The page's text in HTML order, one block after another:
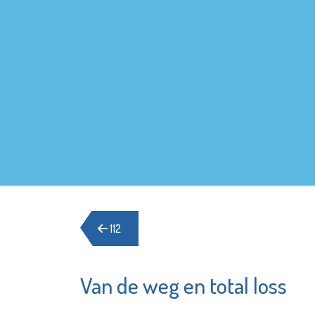
112
Van de weg en total loss
Hospice de
Irado